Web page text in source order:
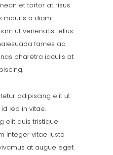
et tortor at risus.
mauris a diam
ut venenatis tellus
fames ac
pharetra iaculis at
adipiscing elit ut
leo in vitae.
elit duis tristique
integer vitae justo
at augue eget